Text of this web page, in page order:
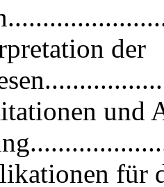
der
und
für